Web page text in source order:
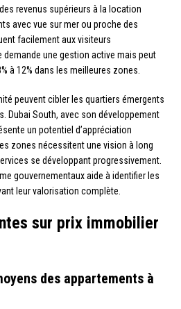
revenus supérieurs à la location
avec vue sur mer ou proche des
facilement aux visiteurs
demande une gestion active mais peut
à 12% dans les meilleures zones.
peuvent cibler les quartiers émergents
Dubai South, avec son développement
un potentiel d’appréciation
zones nécessitent une vision à long
se développant progressivement.
gouvernementaux aide à identifier les
leur valorisation complète.
sur prix immobilier
des appartements à